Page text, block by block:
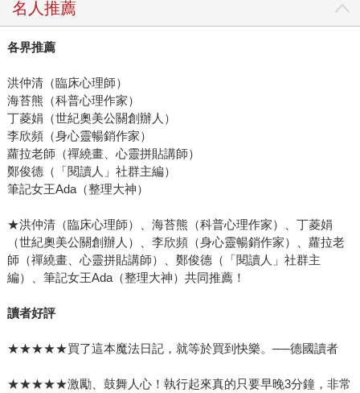
名人推薦
各界推薦
洪仲清（臨床心理師）
海苔熊（科普心理作家）
丁菱娟（世紀奧美公關創辦人）
李欣頻（身心靈暢銷作家）
蘿拉老師（禪繞畫、心靈拼貼講師）
鄭俊德（「閱讀人」社群主編）
筆記女王Ada（整理大神）
★洪仲清（臨床心理師）、海苔熊（科普心理作家）、丁菱娟
（世紀奧美公關創辦人）、李欣頻（身心靈暢銷作家）、蘿拉老
師（禪繞畫、心靈拼貼講師）、鄭俊德（「閱讀人」社群主
編）、筆記女王Ada（整理大神）共同推薦！
讀者好評
★★★★★買了這本魔法日記，就等於買到快樂。──德國讀者
★★★★★激勵、鼓舞人心！執行起來真的只要早晚3分鐘，非常